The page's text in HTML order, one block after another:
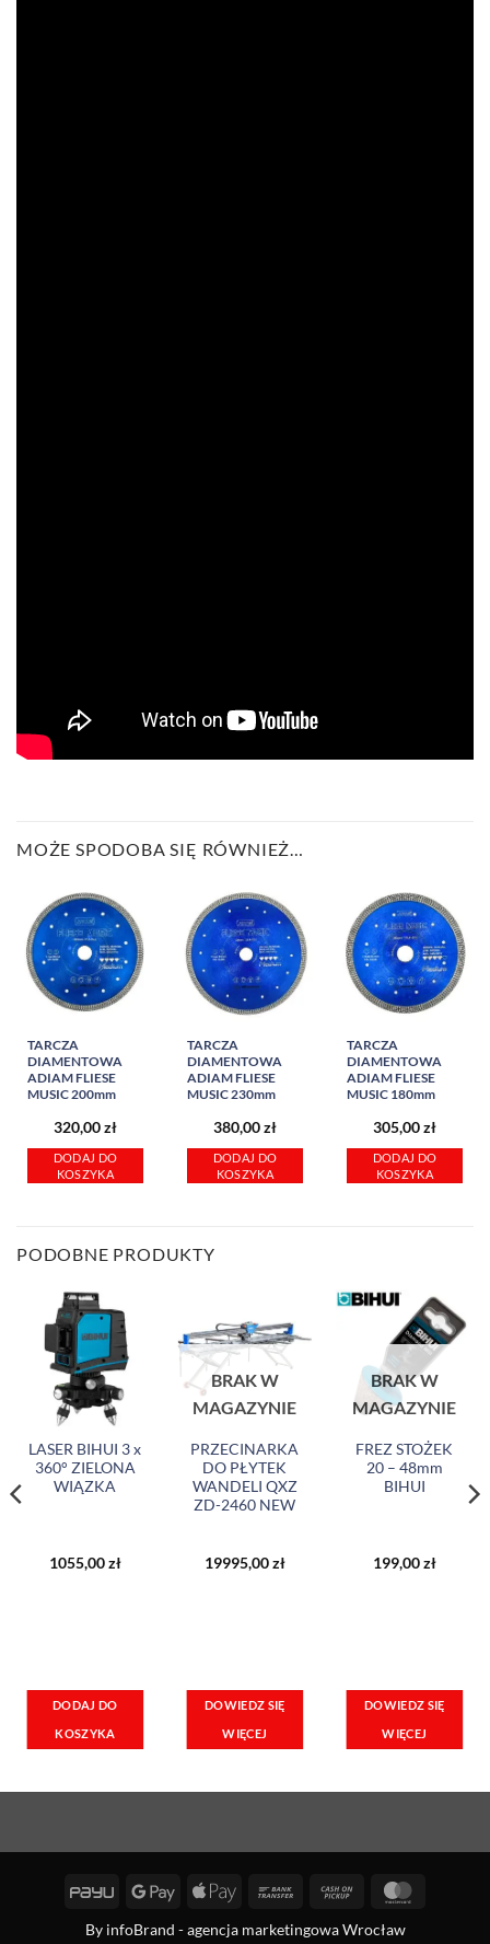
MOŻE SPODOBA SIĘ RÓWNIEŻ…
TARCZA
DIAMENTOWA
ADIAM FLIESE
MUSIC 200mm
320,00zł
DODAJ DO
KOSZYKA
TARCZA
DIAMENTOWA
ADIAM FLIESE
MUSIC 230mm
380,00zł
DODAJ DO
KOSZYKA
TARCZA
DIAMENTOWA
ADIAM FLIESE
MUSIC 180mm
305,00zł
DODAJ DO
KOSZYKA
PODOBNE PRODUKTY
LASER BIHUI 3 x
360° ZIELONA
WIĄZKA
1055,00zł
DODAJ DO
KOSZYKA
BRAK W
MAGAZYNIE
PRZECINARKA
DO PŁYTEK
WANDELI QXZ
ZD-2460 NEW
19995,00zł
DOWIEDZ SIĘ
WIĘCEJ
BRAK W
MAGAZYNIE
FREZ STOŻEK
20 – 48mm
BIHUI
199,00zł
DOWIEDZ SIĘ
WIĘCEJ
PayU
Google
Apple
Bank
Cash
Pickup
By infoBrand - agencja marketingowa Wrocław